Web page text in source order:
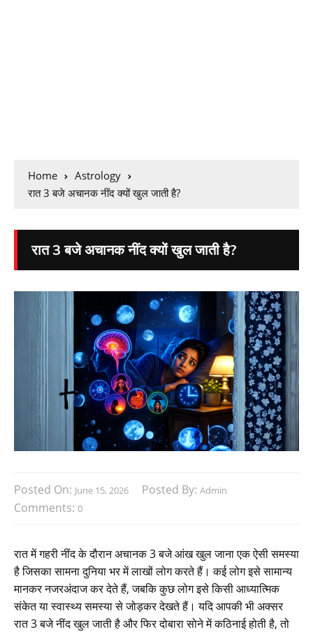
Home
Astrology
रात 3 बजे अचानक नींद क्यों खुल जाती है?
रात 3 बजे अचानक नींद क्यों खुल जाती है?
Posted On: June 15, 2026 Posted By: Admin
Comments: 0
रात में गहरी नींद के दौरान अचानक 3 बजे आंख खुल जाना एक ऐसी समस्या
है जिसका सामना दुनिया भर में लाखों लोग करते हैं। कई लोग इसे सामान्य
मानकर नजरअंदाज कर देते हैं, जबकि कुछ लोग इसे किसी आध्यात्मिक
संकेत या स्वास्थ्य समस्या से जोड़कर देखते हैं। यदि आपकी भी अक्सर
रात 3 बजे नींद खुल जाती है और फिर दोबारा सोने में कठिनाई होती है, तो